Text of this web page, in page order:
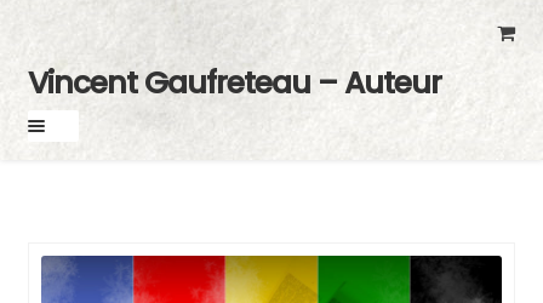
navigation
content
Vincent Gaufreteau – Auteur